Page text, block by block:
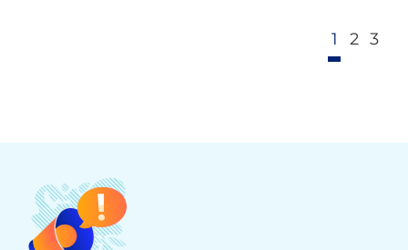
1 2 3